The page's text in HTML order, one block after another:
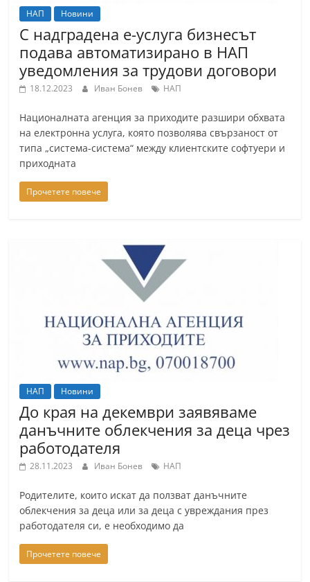
НАП Новини
С надградена е-услуга бизнесът
подава автоматизирано в НАП
уведомления за трудови договори
18.12.2023 Иван Бонев НАП
Националната агенция за приходите разшири обхвата
на електронна услуга, която позволява свързаност от
типа „система-система“ между клиентските софтуери и
приходната
Прочетете повече
НАП Новини
До края на декември заявяваме
данъчните облекчения за деца чрез
работодателя
28.11.2023 Иван Бонев НАП
Родителите, които искат да ползват данъчните
облекчения за деца или за деца с увреждания през
работодателя си, е необходимо да
Прочетете повече